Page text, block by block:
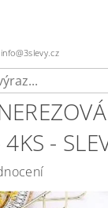
info@3slevy.cz
-